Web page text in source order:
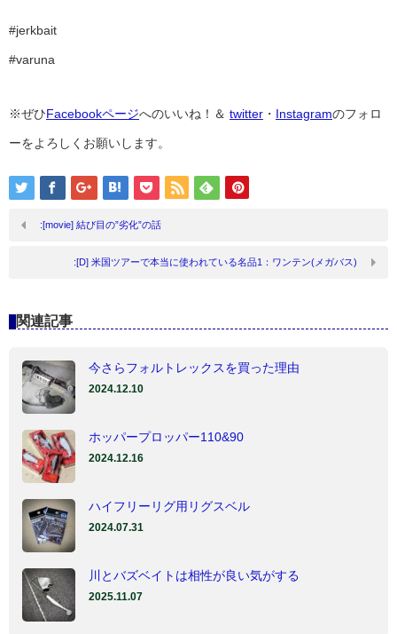
#jerkbait
#varuna
※ぜひFacebookページへのいいね！＆ twitter ・ Instagramのフォロ
ーをよろしくお願いします。
:[movie] 結び目の”劣化”の話
:[D] 米国ツアーで本当に使われている名品1：ワンテン(メガバス)
関連記事
今さらフォルトレックスを買った理由
2024.12.10
ホッパープロッパー110&90
2024.12.16
ハイフリーリグ用リグスベル
2024.07.31
川とバズベイトは相性が良い気がする
2025.11.07